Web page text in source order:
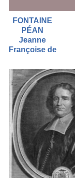
FONTAINE
PÉAN
Jeanne
Françoise de